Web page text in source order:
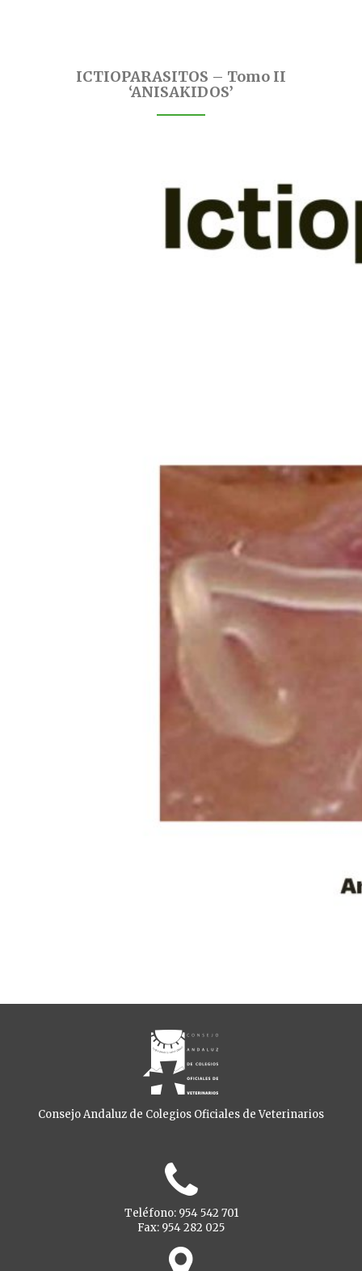
ICTIOPARASITOS – Tomo II
‘ANISAKIDOS’
Consejo Andaluz de Colegios Oficiales de Veterinarios
Teléfono: 954 542 701
Fax: 954 282 025